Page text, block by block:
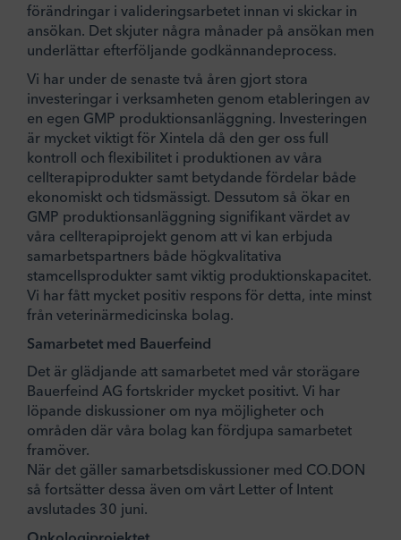
förändringar i valideringsarbetet innan vi skickar in
ansökan. Det skjuter några månader på ansökan men
underlättar efterföljande godkännandeprocess.
Vi har under de senaste två åren gjort stora
investeringar i verksamheten genom etableringen av
en egen GMP produktionsanläggning. Investeringen
är mycket viktigt för Xintela då den ger oss full
kontroll och flexibilitet i produktionen av våra
cellterapiprodukter samt betydande fördelar både
ekonomiskt och tidsmässigt. Dessutom så ökar en
GMP produktionsanläggning signifikant värdet av
våra cellterapiprojekt genom att vi kan erbjuda
samarbetspartners både högkvalitativa
stamcellsprodukter samt viktig produktionskapacitet.
Vi har fått mycket positiv respons för detta, inte minst
från veterinärmedicinska bolag.
Samarbetet med Bauerfeind
Det är glädjande att samarbetet med vår storägare
Bauerfeind AG fortskrider mycket positivt. Vi har
löpande diskussioner om nya möjligheter och
områden där våra bolag kan fördjupa samarbetet
framöver.
När det gäller samarbetsdiskussioner med CO.DON
så fortsätter dessa även om vårt Letter of Intent
avslutades 30 juni.